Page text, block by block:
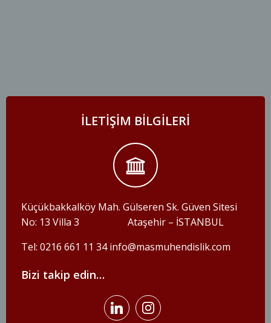
ILETIŞIM BILGILERI
Küçükbakkalköy Mah. Gülseren Sk. Güven Sitesi
No: 13 Villa 3 Ataşehir – İSTANBUL
Tel: 0216 661 11 34 info@masmuhendislik.com
Bizi takip edin…